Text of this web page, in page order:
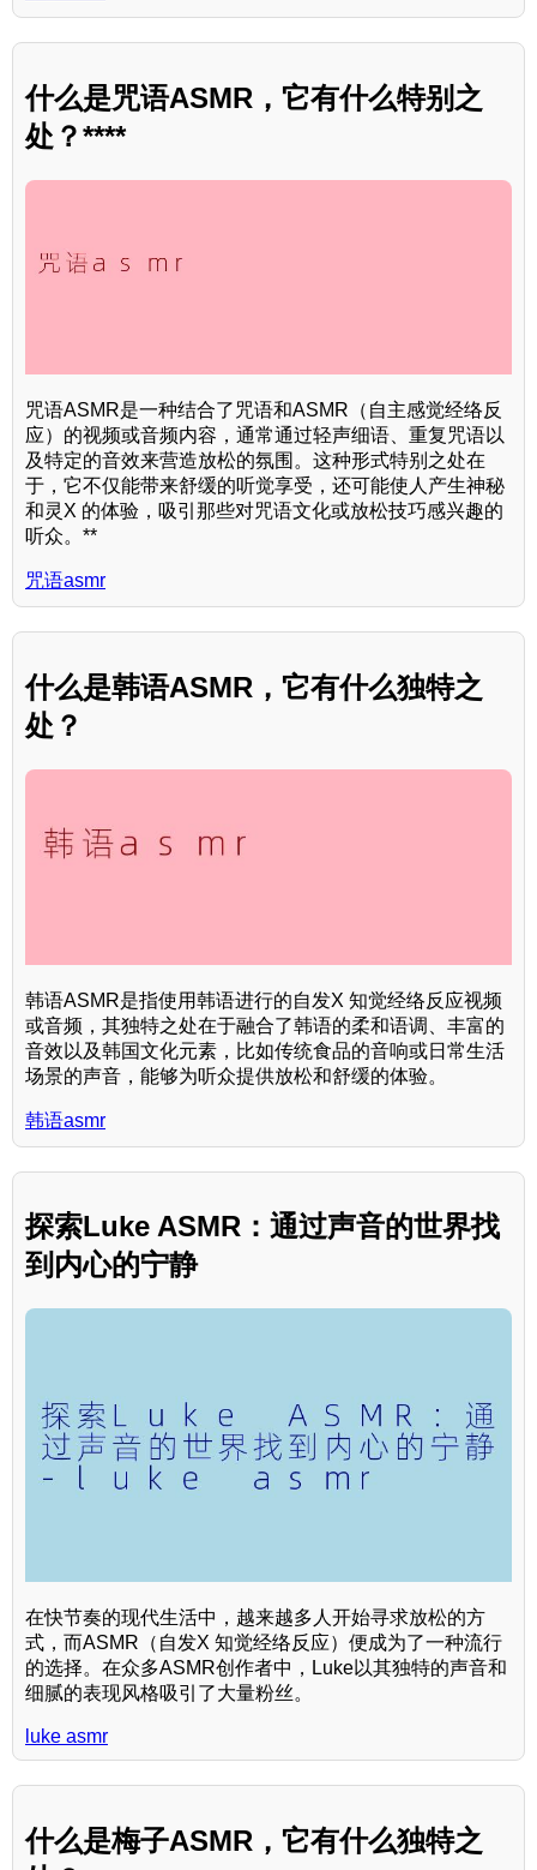
什么是咒语ASMR，它有什么特别之
处？****
咒语ASMR是一种结合了咒语和ASMR（自主感觉经络反
应）的视频或音频内容，通常通过轻声细语、重复咒语以
及特定的音效来营造放松的氛围。这种形式特别之处在
于，它不仅能带来舒缓的听觉享受，还可能使人产生神秘
和灵X 的体验，吸引那些对咒语文化或放松技巧感兴趣的
听众。**
咒语asmr
什么是韩语ASMR，它有什么独特之
处？
韩语ASMR是指使用韩语进行的自发X 知觉经络反应视频
或音频，其独特之处在于融合了韩语的柔和语调、丰富的
音效以及韩国文化元素，比如传统食品的音响或日常生活
场景的声音，能够为听众提供放松和舒缓的体验。
韩语asmr
探索Luke ASMR：通过声音的世界找
到内心的宁静
在快节奏的现代生活中，越来越多人开始寻求放松的方
式，而ASMR（自发X 知觉经络反应）便成为了一种流行
的选择。在众多ASMR创作者中，Luke以其独特的声音和
细腻的表现风格吸引了大量粉丝。
luke asmr
什么是梅子ASMR，它有什么独特之